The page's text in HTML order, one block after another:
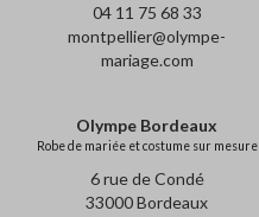
04 11 75 68 33
montpellier@olympe-
mariage.com
Olympe Bordeaux
Robe de mariée et costume sur mesure
6 rue de Condé
33000 Bordeaux